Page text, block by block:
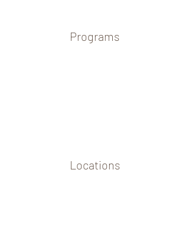
Programs
Locations